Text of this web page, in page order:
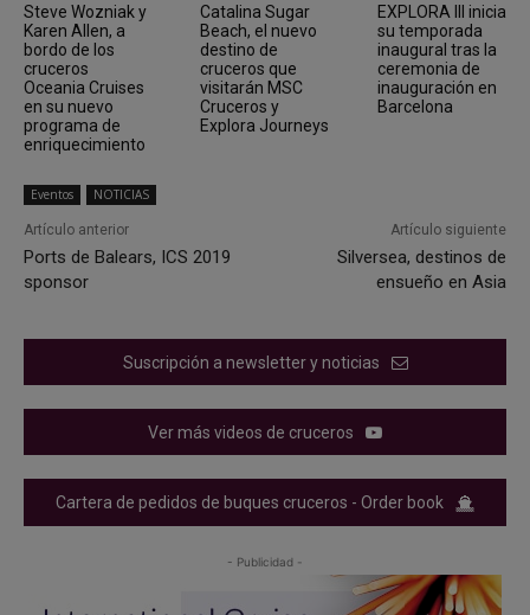
Steve Wozniak y
Karen Allen, a
bordo de los
cruceros
Oceania Cruises
en su nuevo
programa de
enriquecimiento
Catalina Sugar
Beach, el nuevo
destino de
cruceros que
visitarán MSC
Cruceros y
Explora Journeys
EXPLORA III inicia
su temporada
inaugural tras la
ceremonia de
inauguración en
Barcelona
Eventos NOTICIAS
Artículo anterior
Ports de Balears, ICS 2019
sponsor
Artículo siguiente
Silversea, destinos de
ensueño en Asia
Suscripción a newsletter y noticias
Ver más videos de cruceros
Cartera de pedidos de buques cruceros - Order book
- Publicidad -